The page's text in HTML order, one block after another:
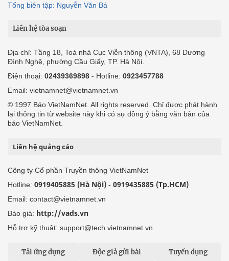
Tổng biên tập: Nguyễn Văn Bá
Liên hệ tòa soạn
Địa chỉ: Tầng 18, Toà nhà Cục Viễn thông (VNTA), 68 Dương
Đình Nghệ, phường Cầu Giấy, TP. Hà Nội.
Điện thoại: 02439369898 - Hotline: 0923457788
Email: vietnamnet@vietnamnet.vn
© 1997 Báo VietNamNet. All rights reserved. Chỉ được phát hành
lại thông tin từ website này khi có sự đồng ý bằng văn bản của
báo VietNamNet.
Liên hệ quảng cáo
Công ty Cổ phần Truyền thông VietNamNet
Hotline: 0919405885 (Hà Nội) - 0919435885 (Tp.HCM)
Email: contact@vietnamnet.vn
Báo giá: http://vads.vn
Hỗ trợ kỹ thuật: support@tech.vietnamnet.vn
Tải ứng dụng Độc giả gửi bài Tuyển dụng